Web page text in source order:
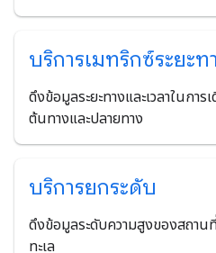
บริการเมทริกซ์ระยะท
ดึงข้อมูลระยะทางและเวลาในกา
ต้นทางและปลายทาง
บริการยกระดับ
ดึงข้อมูลระดับความสูงของสถา
ทะเล